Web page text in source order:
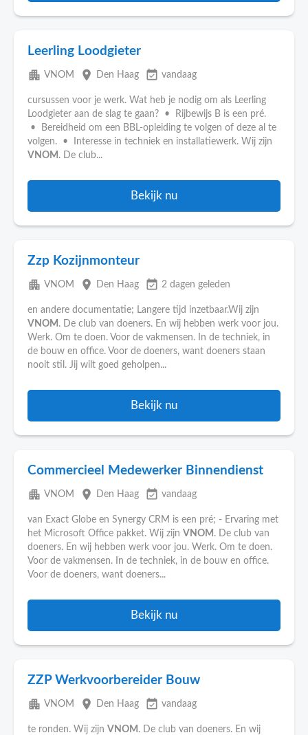
Leerling Loodgieter
apartment VNOM place Den Haag event_available vandaag
cursussen voor je werk. Wat heb je nodig om als Leerling
Loodgieter aan de slag te gaan? • Rijbewijs B is een pré.
• Bereidheid om een BBL-opleiding te volgen of deze al te
volgen. • Interesse in techniek en installatiewerk. Wij zijn
VNOM . De club...
Bekijk nu
Zzp Kozijnmonteur
apartment VNOM place Den Haag event_available 2 dagen geleden
en andere documentatie; Langere tijd inzetbaar.Wij zijn
VNOM . De club van doeners. En wij hebben werk voor jou.
Werk. Om te doen. Voor de vakmensen. In de techniek, in
de bouw en office. Voor de doeners, want doeners staan
nooit stil. Jij wilt goed geholpen...
Bekijk nu
Commercieel Medewerker Binnendienst
apartment VNOM place Den Haag event_available vandaag
van Exact Globe en Synergy CRM is een pré; - Ervaring met
het Microsoft Office pakket. Wij zijn VNOM . De club van
doeners. En wij hebben werk voor jou. Werk. Om te doen.
Voor de vakmensen. In de techniek, in de bouw en office.
Voor de doeners, want doeners...
Bekijk nu
ZZP Werkvoorbereider Bouw
apartment VNOM place Den Haag event_available vandaag
te ronden. Wij zijn VNOM . De club van doeners. En wij